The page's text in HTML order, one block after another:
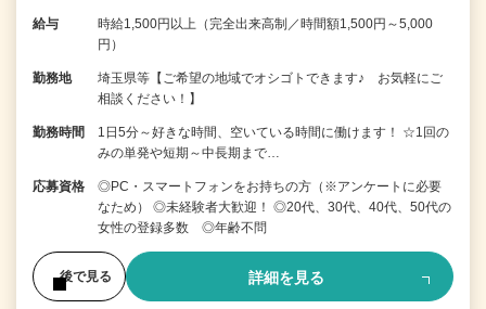
給与
時給1,500円以上（完全出来高制／時間額1,500円～5,000
円）
勤務地
埼玉県等【ご希望の地域でオシゴトできます♪ お気軽にご
相談ください！】
勤務時間
1日5分～好きな時間、空いている時間に働けます！ ☆1回の
みの単発や短期～中長期まで…
応募資格
◎PC・スマートフォンをお持ちの方（※アンケートに必要
なため） ◎未経験者大歓迎！ ◎20代、30代、40代、50代の
女性の登録多数 ◎年齢不問
後で見る 詳細を見る